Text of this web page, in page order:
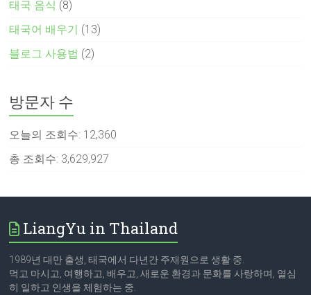
태국 음식 (8)
태국어 배우기 (13)
블로그 사용법 (2)
방문자 수
오늘의 조회수: 12,360
총 조회수: 3,629,927
LiangYu in Thailand
1989년 대만 출생, 태국에서 다년간 주재원으로 생활 중.
먹고 마시고, 여행하고, 배우고, 새로운 환경과 문화를 사랑하며, 열심
히 일하고 인생을 체험하는 중.